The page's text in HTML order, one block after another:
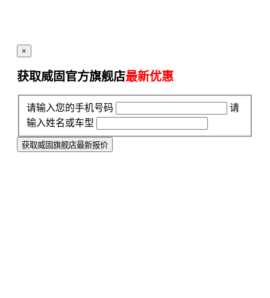
×
获取威固官方旗舰店最新优惠
请输入您的手机号码
请
输入姓名或车型
获取威固旗舰店最新报价